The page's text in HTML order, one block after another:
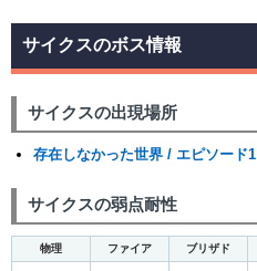
サイクスのボス情報
サイクスの出現場所
存在しなかった世界 / エピソード1
サイクスの弱点耐性
物理 ファイア ブリザド